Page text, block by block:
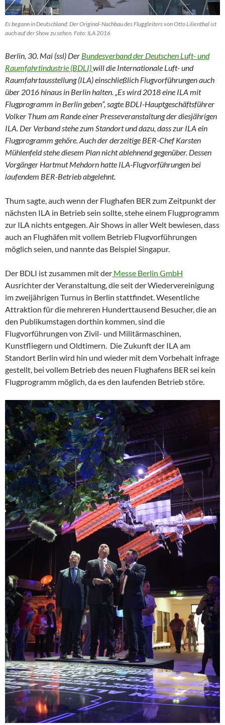
Es begann in Deutschland: Der Original-Nachbau des Fluggleiters von Otto Lilienthal ist
auch auf der Show zu sehen. Foto: ILA 2016
Berlin, 30. Mai (ssl) Der Bundesverband der Deutschen Luft- und
Raumfahrtindustrie (BDLI)will die Internationale Luft- und
Raumfahrtausstellung (ILA) einschließlich Flugvorführungen auch
über 2016 hinaus in Berlin halten. „Es wird 2018 eine ILA mit
Flugprogramm in Berlin geben“, sagte BDLI-Hauptgeschäftsführer
Volker Thum am Rande einer Presseveranstaltung der diesjährigen
ILA. Der Verband stehe zum Standort und dazu, dass zur ILA ein
Flugprogramm gehöre. Auch der derzeitige BER-Chef Karsten
Mühlenfeld stehe diesem Plan nicht ablehnend gegenüber. Dessen
Vorgänger Hartmut Mehdorn hatte ILA-Flugvorführungen bei
laufendem BER-Betrieb abgelehnt.
Thum sagte, auch wenn der Flughafen BER zum Zeitpunkt der
nächsten ILA in Betrieb sein sollte, stehe einem Flugprogramm
zur ILA nichts entgegen. Air Shows in aller Welt bewiesen, dass
auch an Flughäfen mit vollem Betrieb Flugvorführungen
möglich seien, und nannte das Beispiel Singapur.
Der BDLI ist zusammen mit der Messe Berlin GmbH
Ausrichter der Veranstaltung, die seit der Wiedervereinigung
im zweijährigen Turnus in Berlin stattfindet. Wesentliche
Attraktion für die mehreren Hunderttausend Besucher, die an
den Publikumstagen dorthin kommen, sind die
Flugvorführungen von Zivil- und Militärmaschinen,
Kunstfliegern und Oldtimern. Die Zukunft der ILA am
Standort Berlin wird hin und wieder mit dem Vorbehalt infrage
gestellt, bei vollem Betrieb des neuen Flughafens BER sei kein
Flugprogramm möglich, da es den laufenden Betrieb störe.